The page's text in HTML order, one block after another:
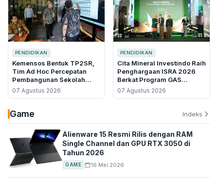
PENDIDIKAN
Kemensos Bentuk TP2SR,
Tim Ad Hoc Percepatan
Pembangunan Sekolah
Rakyat Permanen
07 Agustus 2026
PENDIDIKAN
Cita Mineral Investindo Raih
Penghargaan ISRA 2026
Berkat Program GAS
CERDAS, Tekan Angka
Putus Sekolah di Air Upas
07 Agustus 2026
Game Indeks
Alienware 15 Resmi Rilis dengan RAM
Single Channel dan GPU RTX 3050 di
Tahun 2026
GAME 16 Mei 2026